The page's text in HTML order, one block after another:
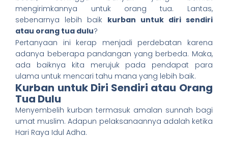
mengirimkannya untuk orang tua. Lantas,
sebenarnya lebih baik kurban untuk diri sendiri
atau orang tua dulu?
Pertanyaan ini kerap menjadi perdebatan karena
adanya beberapa pandangan yang berbeda. Maka,
ada baiknya kita merujuk pada pendapat para
ulama untuk mencari tahu mana yang lebih baik.
Kurban untuk Diri Sendiri atau Orang
Tua Dulu
Menyembelih kurban termasuk amalan sunnah bagi
umat muslim. Adapun pelaksanaannya adalah ketika
Hari Raya Idul Adha.